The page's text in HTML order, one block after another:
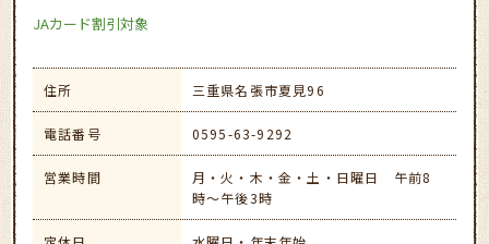
JAカード割引対象
住所 三重県名張市夏見96
電話番号 0595-63-9292
営業時間
月・火・木・金・土・日曜日 午前8
時～午後3時